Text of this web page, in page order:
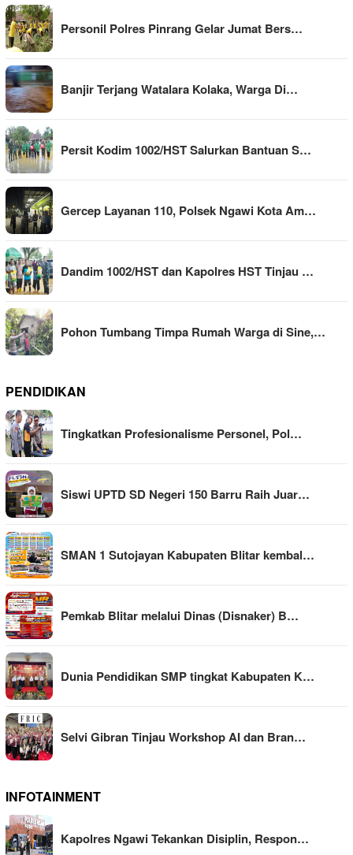
Personil Polres Pinrang Gelar Jumat Bers…
Banjir Terjang Watalara Kolaka, Warga Di…
Persit Kodim 1002/HST Salurkan Bantuan S…
Gercep Layanan 110, Polsek Ngawi Kota Am…
Dandim 1002/HST dan Kapolres HST Tinjau …
Pohon Tumbang Timpa Rumah Warga di Sine,…
PENDIDIKAN
Tingkatkan Profesionalisme Personel, Pol…
Siswi UPTD SD Negeri 150 Barru Raih Juar…
SMAN 1 Sutojayan Kabupaten Blitar kembal…
Pemkab Blitar melalui Dinas (Disnaker) B…
Dunia Pendidikan SMP tingkat Kabupaten K…
Selvi Gibran Tinjau Workshop AI dan Bran…
INFOTAINMENT
Kapolres Ngawi Tekankan Disiplin, Respon…